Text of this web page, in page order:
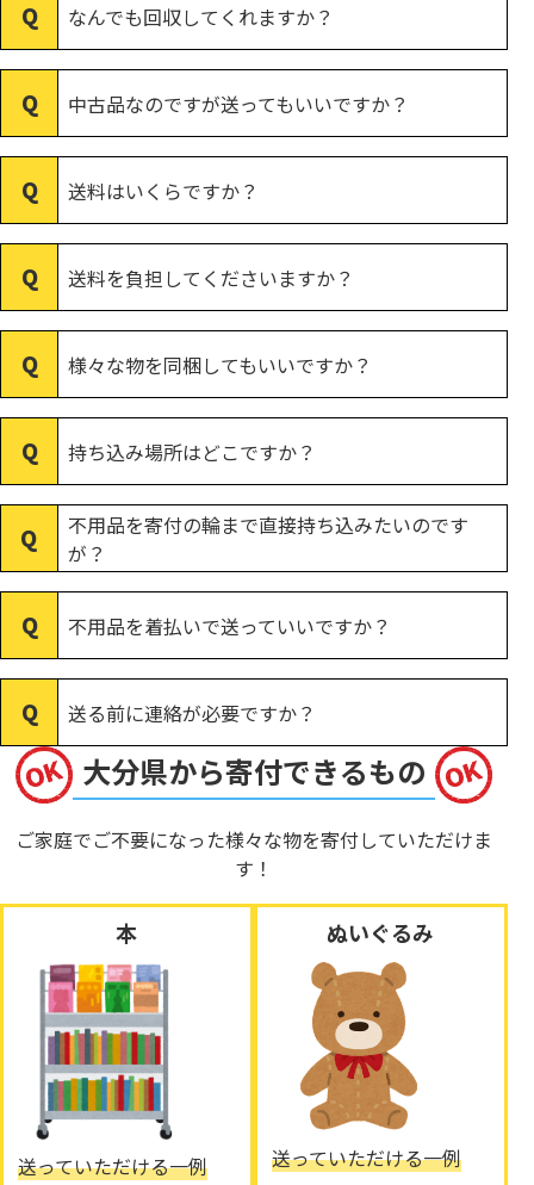
なんでも回収してくれますか？
中古品なのですが送ってもいいですか？
送料はいくらですか？
送料を負担してくださいますか？
様々な物を同梱してもいいですか？
持ち込み場所はどこですか？
不用品を寄付の輪まで直接持ち込みたいのです
が？
不用品を着払いで送っていいですか？
送る前に連絡が必要ですか？
大分県から寄付できるもの
ご家庭でご不要になった様々な物を寄付していただけま
す！
本
送っていただける一例
ぬいぐるみ
送っていただける一例